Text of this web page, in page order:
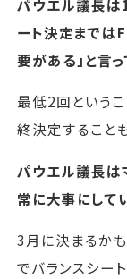
パウエル議長は
ート決定までは
要がある」と言っ
最低2回という
終決定すること
パウエル議長は
常に大事にして
3月に決まるか
でバランスシー